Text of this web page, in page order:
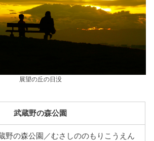
展望の丘の日没
武蔵野の森公園
野の森公園／むさしののもりこうえん